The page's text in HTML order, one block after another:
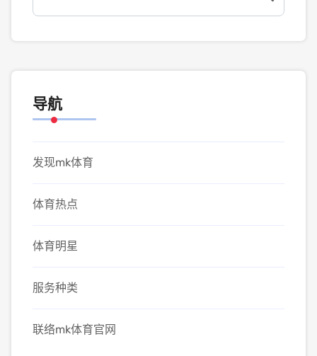
导航
发现mk体育
体育热点
体育明星
服务种类
联络mk体育官网